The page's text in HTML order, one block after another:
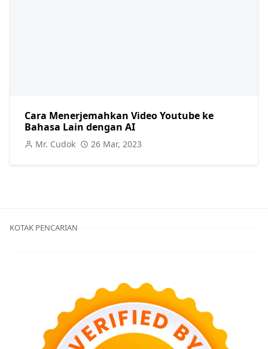
Cara Menerjemahkan Video Youtube ke
Bahasa Lain dengan AI
Mr. Cudok 26 Mar, 2023
KOTAK PENCARIAN